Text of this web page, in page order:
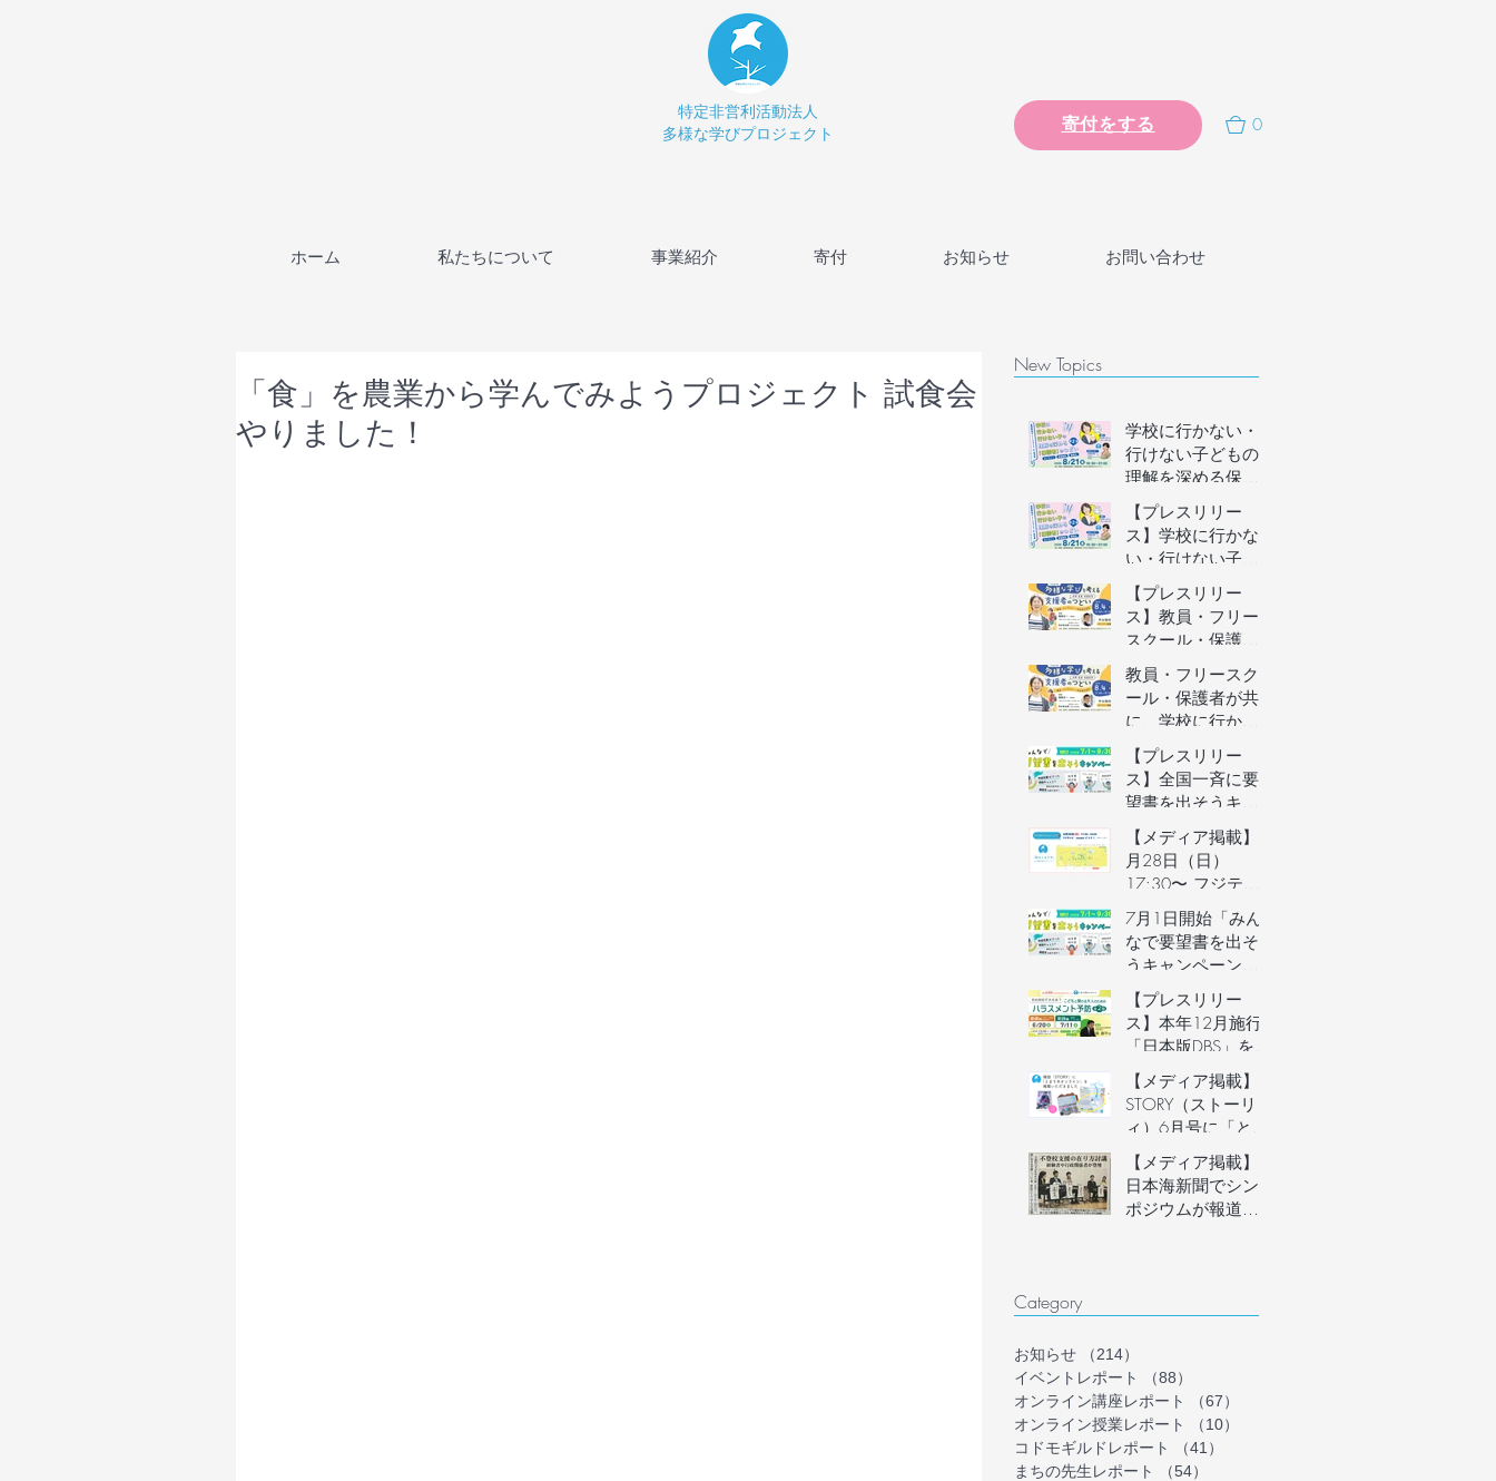
特定非営利活動法人
多様な学びプロジェクト
寄付をする 0
ホーム 私たちについて 事業紹介 寄付 お知らせ お問い合わせ
「食」を農業から学んでみようプロジェクト 試食会
やりました！
New Topics
学校に行かない・
行けない子どもの
理解を深める保護
者向けオンライン
イベントの参加者
を募集します（長
【プレスリリー
ス】学校に行かな
い・行けない子ど
もの理解を深める
保護者向けオンラ
インイベントを開
【プレスリリー
ス】教員・フリー
スクール・保護者
が共に、学校に行
かない・行けない
子どもの気持ちを
ンイベントを開催
教員・フリースク
ール・保護者が共
に、学校に行かな
い・行けない子ど
もの気持ちを理解
するオンラインイ
募集します（長野
県主催）
【プレスリリー
ス】全国一斉に要
望書を出そうキャ
ンペーン／自治体
予算要望支援AIの
利用権つき！／不
制度づくりへ
【メディア掲載】6
月28日（日）
17:30〜 フジテレ
ビ「イット！」で
街のとまり木が紹
介されました！
7月1日開始「みん
なで要望書を出そ
うキャンペーン」
のご案内&7月3日
説明会開催
【プレスリリー
ス】本年12月施行
「日本版DBS」を見
据え、フリースク
ール運営者など子
どもに関わる大人
メント予防講座」
を6月20日(土)にオ
ンライン開催。フ
【メディア掲載】
STORY（ストーリ
ィ）6月号に「とま
り木オンライン」
を掲載いただきま
した！
【メディア掲載】
日本海新聞でシン
ポジウムが報道さ
Category
お知らせ （214）
イベントレポート
（88）
オンライン講座レポート
（67）
オンライン授業レポート
（10）
コドモギルドレポート
（41）
まちの先生レポート
（54）